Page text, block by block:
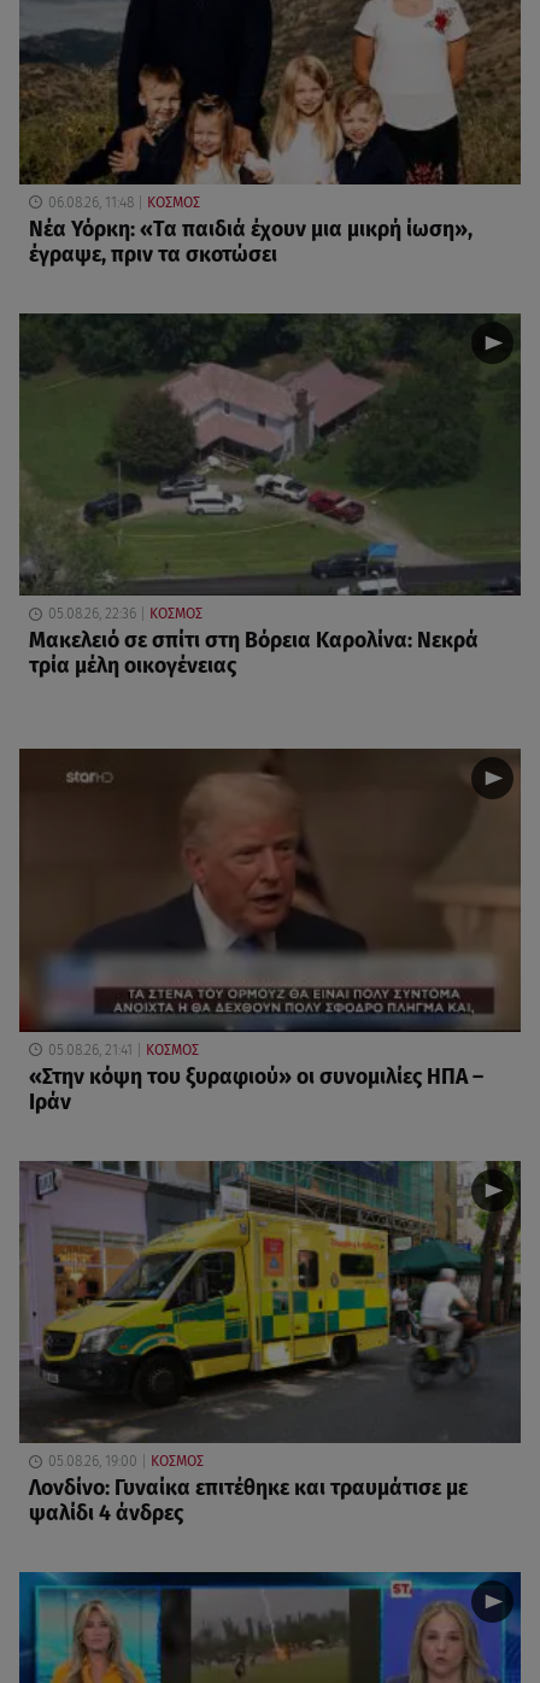
06.08.26, 11:48 ΚΟΣΜΟΣ
Νέα Υόρκη: «Τα παιδιά έχουν μια μικρή ίωση»,
έγραψε, πριν τα σκοτώσει
05.08.26, 22:36 ΚΟΣΜΟΣ
Μακελειό σε σπίτι στη Βόρεια Καρολίνα: Νεκρά
τρία μέλη οικογένειας
05.08.26, 21:41 ΚΟΣΜΟΣ
«Στην κόψη του ξυραφιού» οι συνομιλίες ΗΠΑ –
Ιράν
05.08.26, 19:00 ΚΟΣΜΟΣ
Λονδίνο: Γυναίκα επιτέθηκε και τραυμάτισε με
ψαλίδι 4 άνδρες